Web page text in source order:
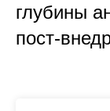
глубины